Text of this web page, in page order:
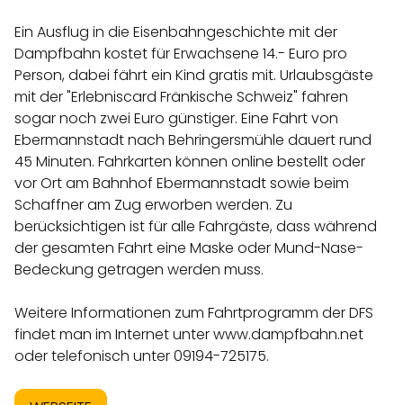
Ein Ausflug in die Eisenbahngeschichte mit der
Dampfbahn kostet für Erwachsene 14.- Euro pro
Person, dabei fährt ein Kind gratis mit. Urlaubsgäste
mit der "Erlebniscard Fränkische Schweiz" fahren
sogar noch zwei Euro günstiger. Eine Fahrt von
Ebermannstadt nach Behringersmühle dauert rund
45 Minuten. Fahrkarten können online bestellt oder
vor Ort am Bahnhof Ebermannstadt sowie beim
Schaffner am Zug erworben werden. Zu
berücksichtigen ist für alle Fahrgäste, dass während
der gesamten Fahrt eine Maske oder Mund-Nase-
Bedeckung getragen werden muss.
Weitere Informationen zum Fahrtprogramm der DFS
findet man im Internet unterwww.dampfbahn.net
oder telefonisch unter 09194-725175.